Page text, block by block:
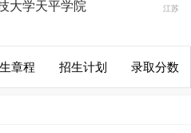
大学天平学院 江苏
章程 招生计划 录取分数